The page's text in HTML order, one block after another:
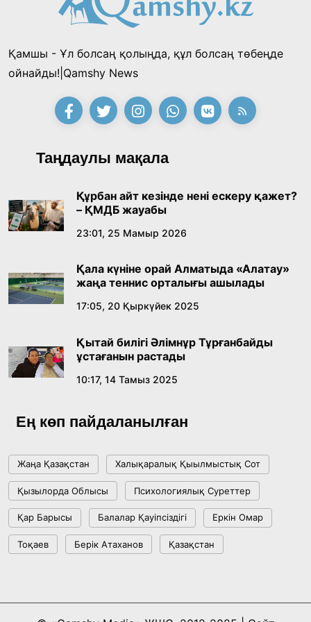
байқауының жеңімпазы Ақерке Амалятты
қабылдады
16:27, 23 Шілде 2026
Қазақ тіліндегі «құт» концептісінің
09:21, 21 Шілде 2026
Абайдың адам тәрбиесі туралы
көзқарастарының өзектілігі
18:59, 20 Шілде 2026
Жасанды интеллект: адамзаттың көмекшісі
18:16, 20 Шілде 2026
Ұлттық архивтің ашылғанына 20 жыл: негізгі
17:09, 20 Шілде 2026
күйіне назар аударды
АЛТЫН ОРДА ТАРИХЫН ОҚЫТУДЫҢ
ИННОВАЦИЯЛЫҚ ТӘСІЛДЕРІ ЕНГІЗІЛЕДІ
10:28, 15 Шілде 2026
17:49, 13 Шілде 2026
Қамшы - Ұл болсаң қолыңда, құл болсаң төбеңде
ойнайды!|Qamshy News
Таңдаулы мақала
Құрбан айт кезінде нені ескеру қажет?
– ҚМДБ жауабы
23:01, 25 Мамыр 2026
Қала күніне орай Алматыда «Алатау»
жаңа теннис орталығы ашылады
17:05, 20 Қыркүйек 2025
Қытай билігі Әлімнұр Тұрғанбайды
ұстағанын растады
10:17, 14 Тамыз 2025
Ең көп пайдаланылған
Жаңа Қазақстан Халықаралық Қыылмыстық Сот
Қызылорда Облысы Психологиялық Суреттер
Қар Барысы Балалар Қауіпсіздігі Еркін Омар
Тоқаев Берік Атаханов Қазақстан